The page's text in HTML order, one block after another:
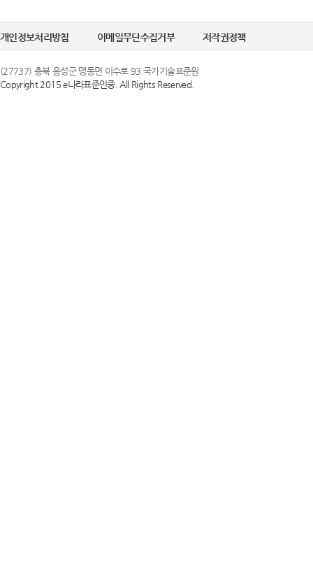
개인정보처리방침 이메일무단수집거부 저작권정책
(27737) 충북 음성군 맹동면 이수로 93 국가기술표준원
Copyright 2015 e나라표준인증. All Rights Reserved.